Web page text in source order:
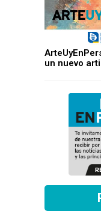
un nuevo